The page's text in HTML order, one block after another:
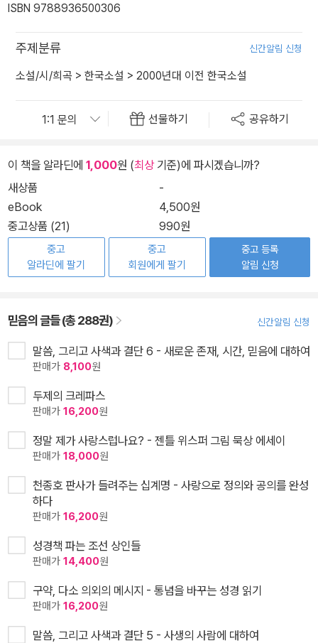
ISBN 9788936500306
주제분류 신간알림 신청
소설/시/희곡 > 한국소설 > 2000년대 이전 한국소설
선물하기 공유하기
이 책을 알라딘에 1,000원 (최상기준)에 파시겠습니까?
새상품
-
eBook
4,500원
중고상품 (21)
990원
중고
알라딘에 팔기
중고
회원에게 팔기
중고 등록
알림 신청
믿음의 글들 (총 288권) 신간알림 신청
말씀, 그리고 사색과 결단 6 - 새로운 존재, 시간, 믿음에 대하여
판매가 8,100원
두제의 크레파스
판매가 16,200원
정말 제가 사랑스럽나요? - 젠틀 위스퍼 그림 묵상 에세이
판매가 18,000원
천종호 판사가 들려주는 십계명 - 사랑으로 정의와 공의를 완성
하다
판매가 16,200원
성경책 파는 조선 상인들
판매가 14,400원
구약, 다소 의외의 메시지 - 통념을 바꾸는 성경 읽기
판매가 16,200원
말씀, 그리고 사색과 결단 5 - 사생의 사람에 대하여